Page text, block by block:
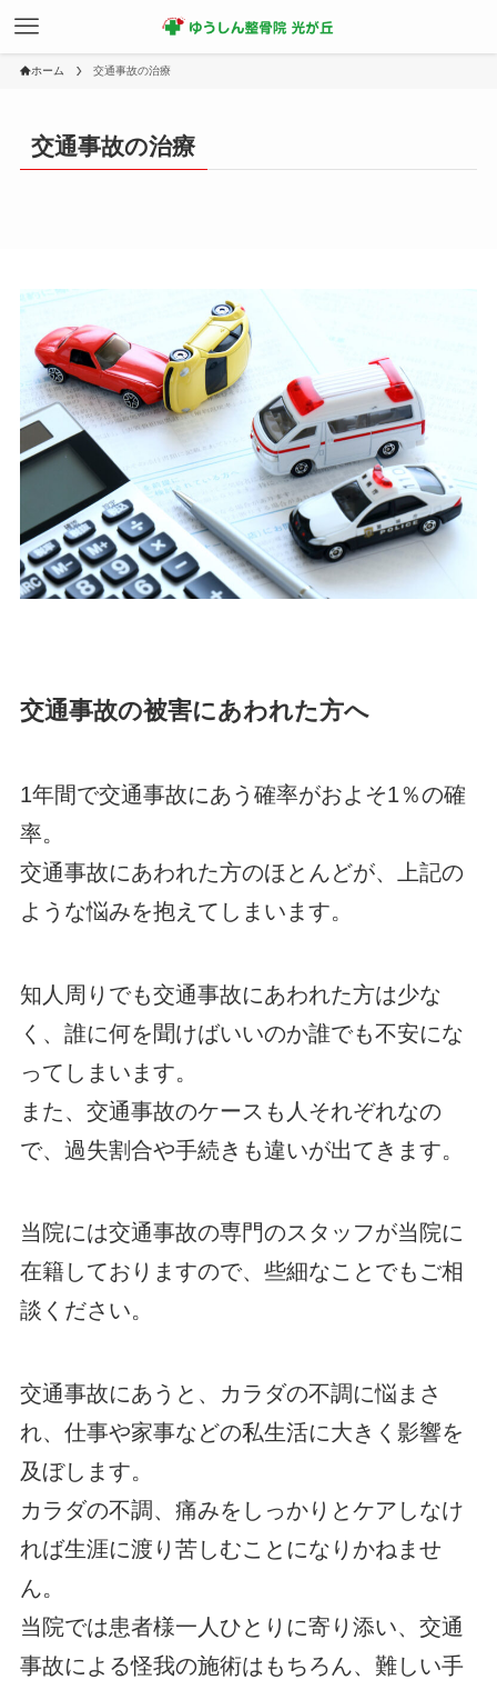
ホーム 交通事故の治療
交通事故の治療
交通事故の被害にあわれた方へ
1年間で交通事故にあう確率がおよそ1％の確
率。
交通事故にあわれた方のほとんどが、上記の
ような悩みを抱えてしまいます。
知人周りでも交通事故にあわれた方は少な
く、誰に何を聞けばいいのか誰でも不安にな
ってしまいます。
また、交通事故のケースも人それぞれなの
で、過失割合や手続きも違いが出てきます。
当院には交通事故の専門のスタッフが当院に
在籍しておりますので、些細なことでもご相
談ください。
交通事故にあうと、カラダの不調に悩まさ
れ、仕事や家事などの私生活に大きく影響を
及ぼします。
カラダの不調、痛みをしっかりとケアしなけ
れば生涯に渡り苦しむことになりかねませ
ん。
当院では患者様一人ひとりに寄り添い、交通
事故による怪我の施術はもちろん、難しい手